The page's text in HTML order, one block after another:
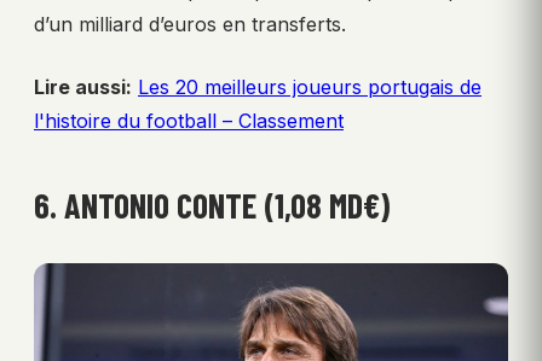
d’un milliard d’euros en transferts.
Lire aussi: Les 20 meilleurs joueurs portugais de
l'histoire du football – Classement
6. ANTONIO CONTE (1,08 MD€)